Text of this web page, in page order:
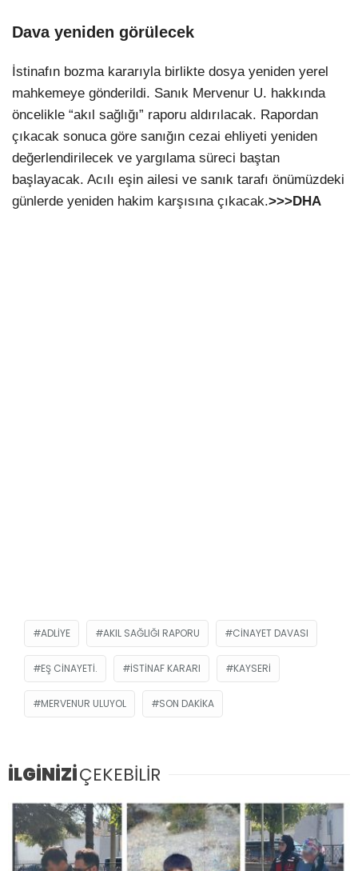
Dava yeniden görülecek
İstinafın bozma kararıyla birlikte dosya yeniden yerel
mahkemeye gönderildi. Sanık Mervenur U. hakkında
öncelikle “akıl sağlığı” raporu aldırılacak. Rapordan
çıkacak sonuca göre sanığın cezai ehliyeti yeniden
değerlendirilecek ve yargılama süreci baştan
başlayacak. Acılı eşin ailesi ve sanık tarafı önümüzdeki
günlerde yeniden hakim karşısına çıkacak.>>>DHA
ADLIYE AKIL SAĞLIĞI RAPORU CINAYET DAVASI
EŞ CINAYETI. ISTINAF KARARI KAYSERI
MERVENUR ULUYOL SON DAKIKA
İLGİNİZİÇEKEBİLİR